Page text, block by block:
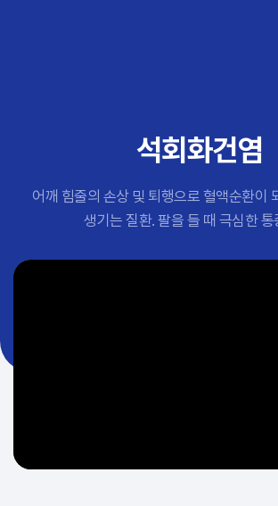
#교통사고후유증 #허리디스크
#추나요법
석회화건염
어깨 힘줄의 손상 및 퇴행으로 혈액순환이
생기는 질환. 팔을 들 때 극심한 통